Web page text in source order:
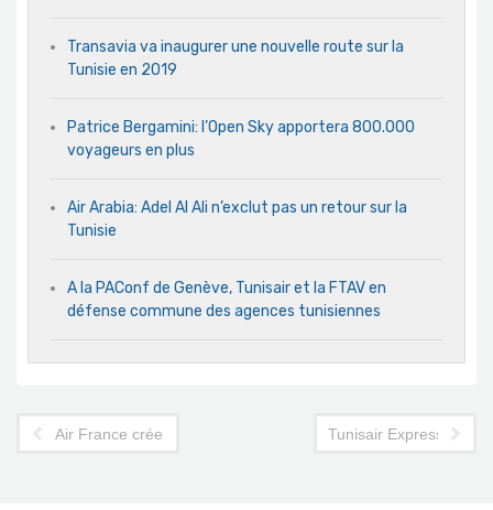
Transavia va inaugurer une nouvelle route sur la
Tunisie en 2019
Patrice Bergamini: l’Open Sky apportera 800.000
voyageurs en plus
Air Arabia: Adel Al Ali n’exclut pas un retour sur la
Tunisie
A la PAConf de Genève, Tunisair et la FTAV en
défense commune des agences tunisiennes
Air France crée des services personnalisés payants à Roissy
Tunisair Express :